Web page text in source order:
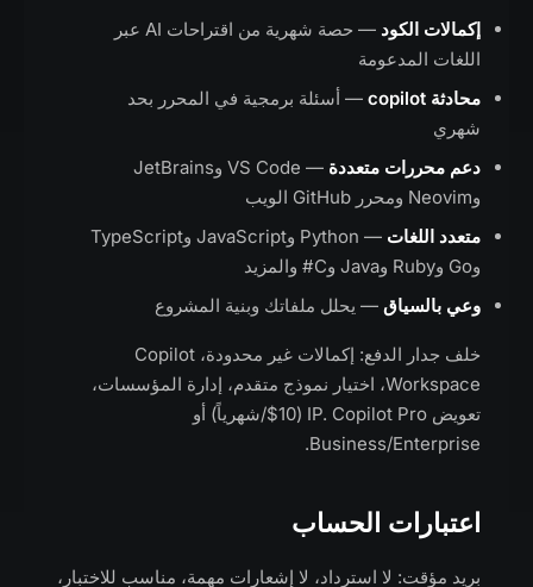
إكمالات الكود
— حصة شهرية من اقتراحات AI عبر
اللغات المدعومة
محادثة copilot
— أسئلة برمجية في المحرر بحد
شهري
دعم محررات متعددة
— VS Code وJetBrains
وNeovim ومحرر GitHub الويب
متعدد اللغات
— Python وJavaScript وTypeScript
وGo وRuby وJava وC# والمزيد
وعي بالسياق — يحلل ملفاتك وبنية المشروع
خلف جدار الدفع: إكمالات غير محدودة، Copilot
Workspace، اختيار نموذج متقدم، إدارة المؤسسات،
تعويض IP. Copilot Pro ($10/شهرياً) أو
Business/Enterprise.
اعتبارات الحساب
بريد مؤقت: لا استرداد، لا إشعارات مهمة، مناسب للاختبار،